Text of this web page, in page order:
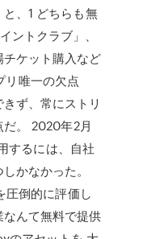
、1 どちらも無
ントクラブ」、
ケット購入など
リ唯一の欠点
ず、常にストリ
。 2020年2月
するには、自社
かなかった。
圧倒的に評価し
んて無料で提供